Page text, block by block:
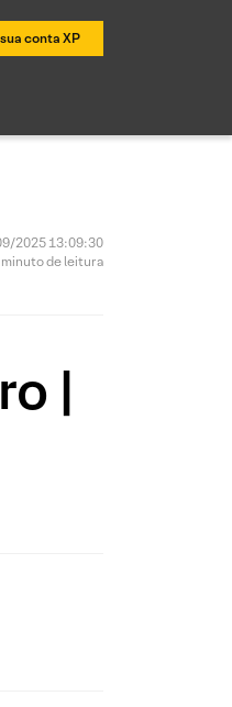
conta XP
2025 13:09:30
minuto de leitura
|